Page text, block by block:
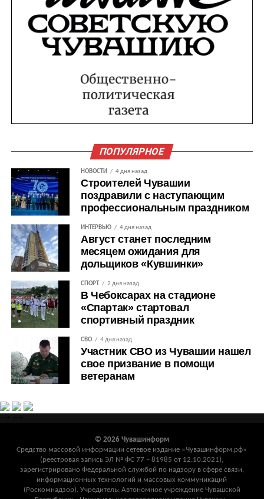
ПОПУЛЯРНОЕ
НОВОСТИ 4 дня назад
Строителей Чувашии
поздравили с наступающим
профессиональным праздником
ИНТЕРВЬЮ 4 дня назад
Август станет последним
месяцем ожидания для
дольщиков «Кувшинки»
СПОРТ 2 дня назад
В Чебоксарах на стадионе
«Спартак» стартовал
спортивный праздник
СВО 4 дня назад
Участник СВО из Чувашии нашел
свое призвание в помощи
ветеранам
© 2026 Чувашинформ
Средство массовой информации сетевое издание «Чувашинформ.рф»
(реестровая запись ЭЛ № ФС 77 – 81985 от 12.10.2021),
зарегистрировано Федеральной службой по надзору в сфере связи,
информационных технологий и массовых коммуникаций
(Роскомнадзор). Учредитель: Автономное учреждение Чувашской